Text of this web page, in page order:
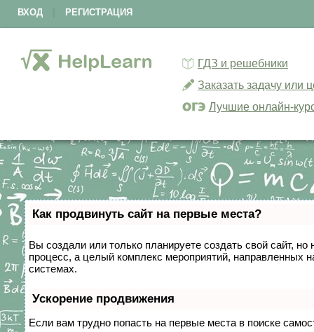
ВХОД РЕГИСТРАЦИЯ
ГДЗ и решебники
Заказать задачу или
Лучшие онлайн-
Как продвинуть сайт на первые места?
Вы создали или только планируете создать свой сайт,
процесс, а целый комплекс мероприятий, направленных
системах.
Ускорение продвижения
Если вам трудно попасть на первые места в поиске